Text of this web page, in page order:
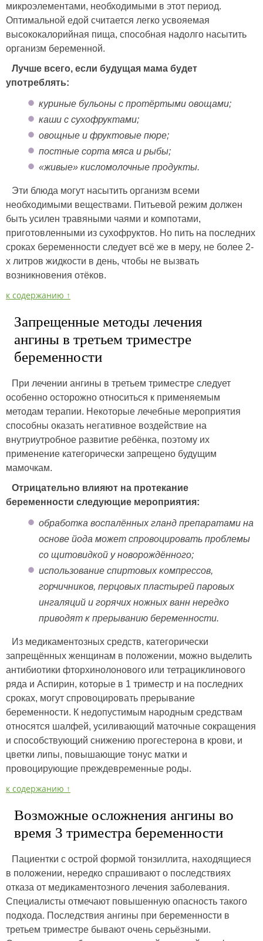
микроэлементами, необходимыми в этот период.
Оптимальной едой считается легко усвояемая
высококалорийная пища, способная надолго насытить
организм беременной.
Лучше всего, если будущая мама будет
употреблять:
куриные бульоны с протёртыми овощами;
каши с сухофруктами;
овощные и фруктовые пюре;
постные сорта мяса и рыбы;
«живые» кисломолочные продукты.
Эти блюда могут насытить организм всеми
необходимыми веществами. Питьевой режим должен
быть усилен травяными чаями и компотами,
приготовленными из сухофруктов. Но пить на последних
сроках беременности следует всё же в меру, не более 2-
х литров жидкости в день, чтобы не вызвать
возникновения отёков.
к содержанию ↑
Запрещенные методы лечения
ангины в третьем триместре
беременности
При лечении ангины в третьем триместре следует
особенно осторожно относиться к применяемым
методам терапии. Некоторые лечебные мероприятия
способны оказать негативное воздействие на
внутриутробное развитие ребёнка, поэтому их
применение категорически запрещено будущим
мамочкам.
Отрицательно влияют на протекание
беременности следующие мероприятия:
обработка воспалённых гланд препаратами на
основе йода может спровоцировать проблемы
со щитовидкой у новорождённого;
использование спиртовых компрессов,
горчичников, перцовых пластырей паровых
ингаляций и горячих ножных ванн нередко
приводят к прерыванию беременности.
Из медикаментозных средств, категорически
запрещённых женщинам в положении, можно выделить
антибиотики фторхинолонового или тетрациклинового
ряда и Аспирин, которые в 1 триместр и на последних
сроках, могут спровоцировать прерывание
беременности. К недопустимым народным средствам
относятся шалфей, усиливающий маточные сокращения
и способствующий снижению прогестерона в крови, и
цветки липы, повышающие тонус матки и
провоцирующие преждевременные роды.
к содержанию ↑
Возможные осложнения ангины во
время 3 триместра беременности
Пациентки с острой формой тонзиллита, находящиеся
в положении, нередко спрашивают о последствиях
отказа от медикаментозного лечения заболевания.
Специалисты отмечают повышенную опасность такого
подхода. Последствия ангины при беременности в
третьем триместре бывают очень серьёзными.